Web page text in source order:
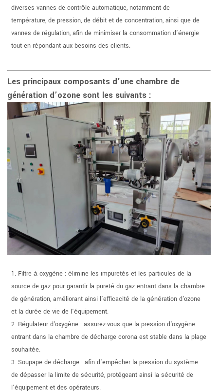
diverses vannes de contrôle automatique, notamment de
température, de pression, de débit et de concentration, ainsi que de
vannes de régulation, afin de minimiser la consommation d'énergie
tout en répondant aux besoins des clients.
Les principaux composants d’une chambre de
génération d’ozone sont les suivants :
1. Filtre à oxygène : élimine les impuretés et les particules de la
source de gaz pour garantir la pureté du gaz entrant dans la chambre
de génération, améliorant ainsi l'efficacité de la génération d'ozone
et la durée de vie de l'équipement.
2. Régulateur d'oxygène : assurez-vous que la pression d'oxygène
entrant dans la chambre de décharge corona est stable dans la plage
souhaitée.
3. Soupape de décharge : afin d'empêcher la pression du système
de dépasser la limite de sécurité, protégeant ainsi la sécurité de
l'équipement et des opérateurs.